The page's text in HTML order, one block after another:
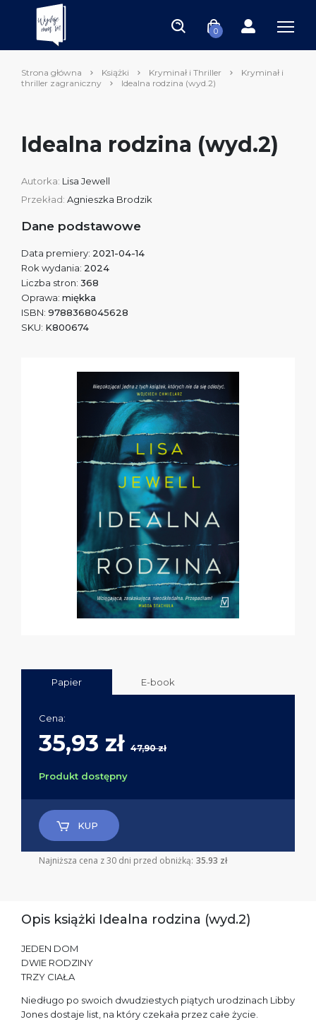
0
Strona główna Książki Kryminał i Thriller
Kryminał i
thriller zagraniczny
Idealna rodzina (wyd.2)
Idealna rodzina (wyd.2)
Autorka: Lisa Jewell
Przekład: Agnieszka Brodzik
Dane podstawowe
Data premiery: 2021-04-14
Rok wydania: 2024
Liczba stron: 368
Oprawa: miękka
ISBN: 9788368045628
SKU: K800674
Papier E-book
Cena:
35,93 zł 47,90 zł
Produkt dostępny
KUP
Najniższa cena z 30 dni przed obniżką: 35.93 zł
Opis książki Idealna rodzina (wyd.2)
JEDEN DOM
DWIE RODZINY
TRZY CIAŁA
Niedługo po swoich dwudziestych piątych urodzinach Libby
Jones dostaje list, na który czekała przez całe życie.